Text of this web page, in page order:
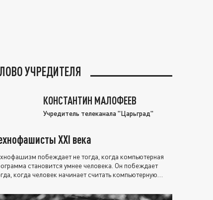
УЧРЕДИТЕЛЯ
КОНСТАНТИН МАЛОФЕЕВ
Учредитель телеканала "Царьград"
XXI века
побеждает не тогда, когда компьютерная
становится умнее человека. Он побеждает
когда человек начинает считать компьютерную